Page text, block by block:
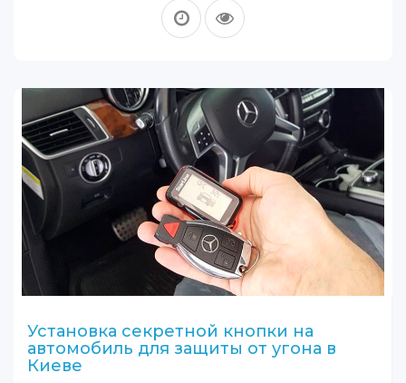
Установка секретной кнопки на
автомобиль для защиты от угона в
Киеве